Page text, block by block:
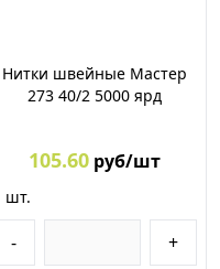
Нитки швейные Мастер
273 40/2 5000 ярд
105.60 руб/шт
шт.
- +